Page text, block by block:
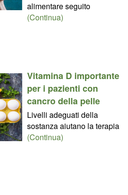
alimentare seguito
(Continua)
Vitamina D importante
per i pazienti con
cancro della pelle
Livelli adeguati della
sostanza aiutano la terapia
(Continua)